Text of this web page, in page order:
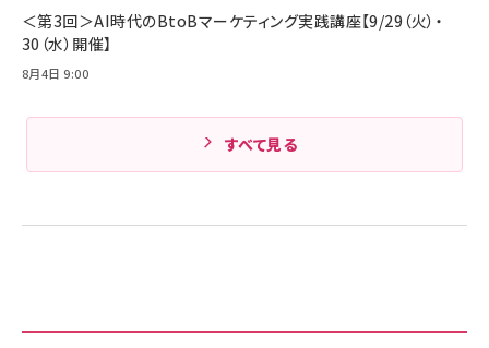
＜第3回＞AI時代のBtoBマーケティング実践講座【9/29（火）・
30（水）開催】
8月4日 9:00
すべて見る